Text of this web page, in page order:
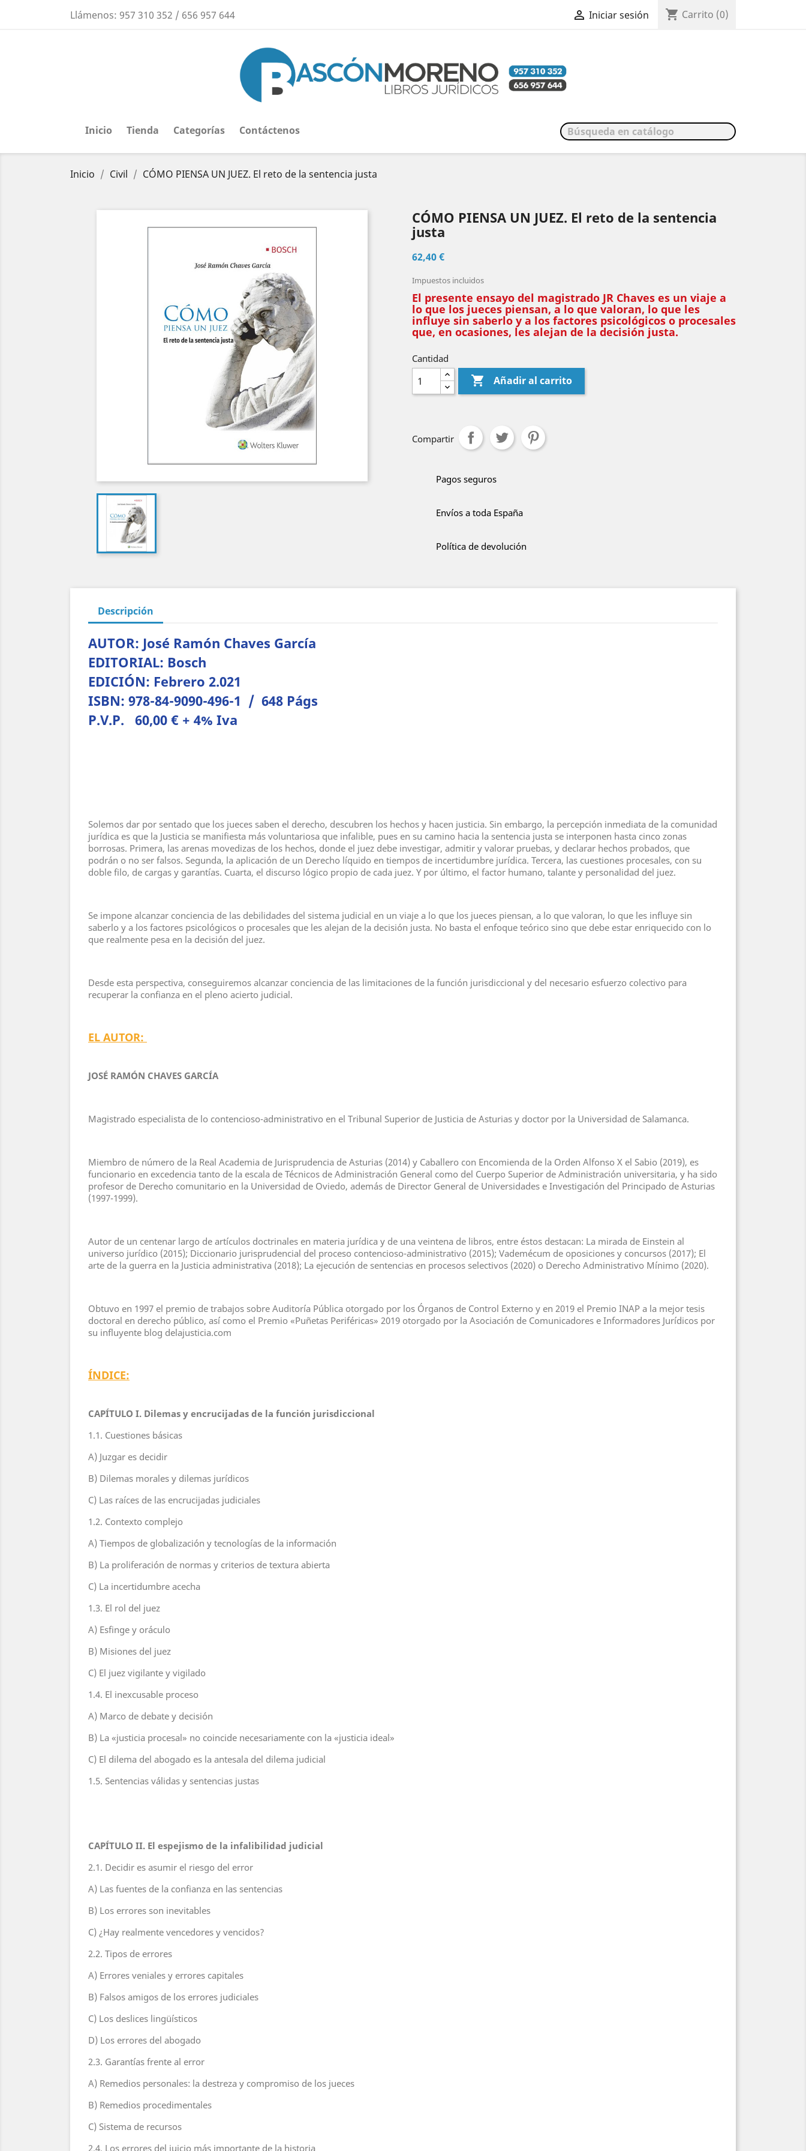
Llámenos: 957 310 352 / 656 957 644  Iniciar sesión shopping_cart Carrito (0)
Inicio Tienda Categorías Contáctenos
Inicio Civil CÓMO PIENSA UN JUEZ. El reto de la sentencia justa
CÓMO PIENSA UN JUEZ. El reto de la sentencia
justa
62,40 €
Impuestos incluidos
El presente ensayo del magistrado JR Chaves es un viaje a
lo que los jueces piensan, a lo que valoran, lo que les
influye sin saberlo y a los factores psicológicos o procesales
que, en ocasiones, les alejan de la decisión justa.
Cantidad
 Añadir al carrito
Compartir
Pagos seguros
Envíos a toda España
Política de devolución
Descripción
AUTOR: José Ramón Chaves García
EDITORIAL: Bosch
EDICIÓN: Febrero 2.021
ISBN: 978-84-9090-496-1 / 648 Págs
P.V.P. 60,00 € + 4% Iva
Solemos dar por sentado que los jueces saben el derecho, descubren los hechos y hacen justicia. Sin embargo, la percepción inmediata de la comunidad
jurídica es que la Justicia se manifiesta más voluntariosa que infalible, pues en su camino hacia la sentencia justa se interponen hasta cinco zonas
borrosas. Primera, las arenas movedizas de los hechos, donde el juez debe investigar, admitir y valorar pruebas, y declarar hechos probados, que
podrán o no ser falsos. Segunda, la aplicación de un Derecho líquido en tiempos de incertidumbre jurídica. Tercera, las cuestiones procesales, con su
doble filo, de cargas y garantías. Cuarta, el discurso lógico propio de cada juez. Y por último, el factor humano, talante y personalidad del juez.
Se impone alcanzar conciencia de las debilidades del sistema judicial en un viaje a lo que los jueces piensan, a lo que valoran, lo que les influye sin
saberlo y a los factores psicológicos o procesales que les alejan de la decisión justa. No basta el enfoque teórico sino que debe estar enriquecido con lo
que realmente pesa en la decisión del juez.
Desde esta perspectiva, conseguiremos alcanzar conciencia de las limitaciones de la función jurisdiccional y del necesario esfuerzo colectivo para
recuperar la confianza en el pleno acierto judicial.
EL AUTOR:
JOSÉ RAMÓN CHAVES GARCÍA
Magistrado especialista de lo contencioso-administrativo en el Tribunal Superior de Justicia de Asturias y doctor por la Universidad de Salamanca.
Miembro de número de la Real Academia de Jurisprudencia de Asturias (2014) y Caballero con Encomienda de la Orden Alfonso X el Sabio (2019), es
funcionario en excedencia tanto de la escala de Técnicos de Administración General como del Cuerpo Superior de Administración universitaria, y ha sido
profesor de Derecho comunitario en la Universidad de Oviedo, además de Director General de Universidades e Investigación del Principado de Asturias
(1997-1999).
Autor de un centenar largo de artículos doctrinales en materia jurídica y de una veintena de libros, entre éstos destacan: La mirada de Einstein al
universo jurídico (2015); Diccionario jurisprudencial del proceso contencioso-administrativo (2015); Vademécum de oposiciones y concursos (2017); El
arte de la guerra en la Justicia administrativa (2018); La ejecución de sentencias en procesos selectivos (2020) o Derecho Administrativo Mínimo (2020).
Obtuvo en 1997 el premio de trabajos sobre Auditoría Pública otorgado por los Órganos de Control Externo y en 2019 el Premio INAP a la mejor tesis
doctoral en derecho público, así como el Premio «Puñetas Periféricas» 2019 otorgado por la Asociación de Comunicadores e Informadores Jurídicos por
su influyente blog delajusticia.com
ÍNDICE:
CAPÍTULO I. Dilemas y encrucijadas de la función jurisdiccional
1.1. Cuestiones básicas
A) Juzgar es decidir
B) Dilemas morales y dilemas jurídicos
C) Las raíces de las encrucijadas judiciales
1.2. Contexto complejo
A) Tiempos de globalización y tecnologías de la información
B) La proliferación de normas y criterios de textura abierta
C) La incertidumbre acecha
1.3. El rol del juez
A) Esfinge y oráculo
B) Misiones del juez
C) El juez vigilante y vigilado
1.4. El inexcusable proceso
A) Marco de debate y decisión
B) La «justicia procesal» no coincide necesariamente con la «justicia ideal»
C) El dilema del abogado es la antesala del dilema judicial
1.5. Sentencias válidas y sentencias justas
CAPÍTULO II. El espejismo de la infalibilidad judicial
2.1. Decidir es asumir el riesgo del error
A) Las fuentes de la confianza en las sentencias
B) Los errores son inevitables
C) ¿Hay realmente vencedores y vencidos?
2.2. Tipos de errores
A) Errores veniales y errores capitales
B) Falsos amigos de los errores judiciales
C) Los deslices lingüísticos
D) Los errores del abogado
2.3. Garantías frente al error
A) Remedios personales: la destreza y compromiso de los jueces
B) Remedios procedimentales
C) Sistema de recursos
2.4. Los errores del juicio más importante de la historia